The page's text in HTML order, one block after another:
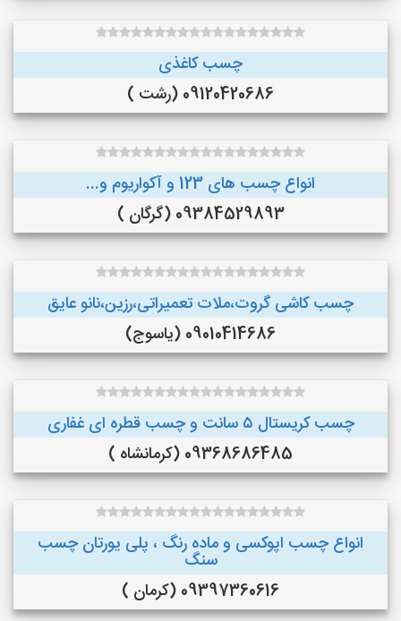
چسب کاغذی
09120420686 (رشت )
انواع چسب های 123 و آکواریوم و...
09384529893 (گرگان )
چسب کاشی گروت،ملات تعمیراتی،رزین،نانو عایق
09010414686 (یاسوج)
چسب کریستال ۵ سانت و چسب قطره ای غفاری
09368686485 (کرمانشاه )
انواع چسب اپوکسی و ماده رنگ ، پلی یورتان چسب
سنگ
09397360616 (کرمان )